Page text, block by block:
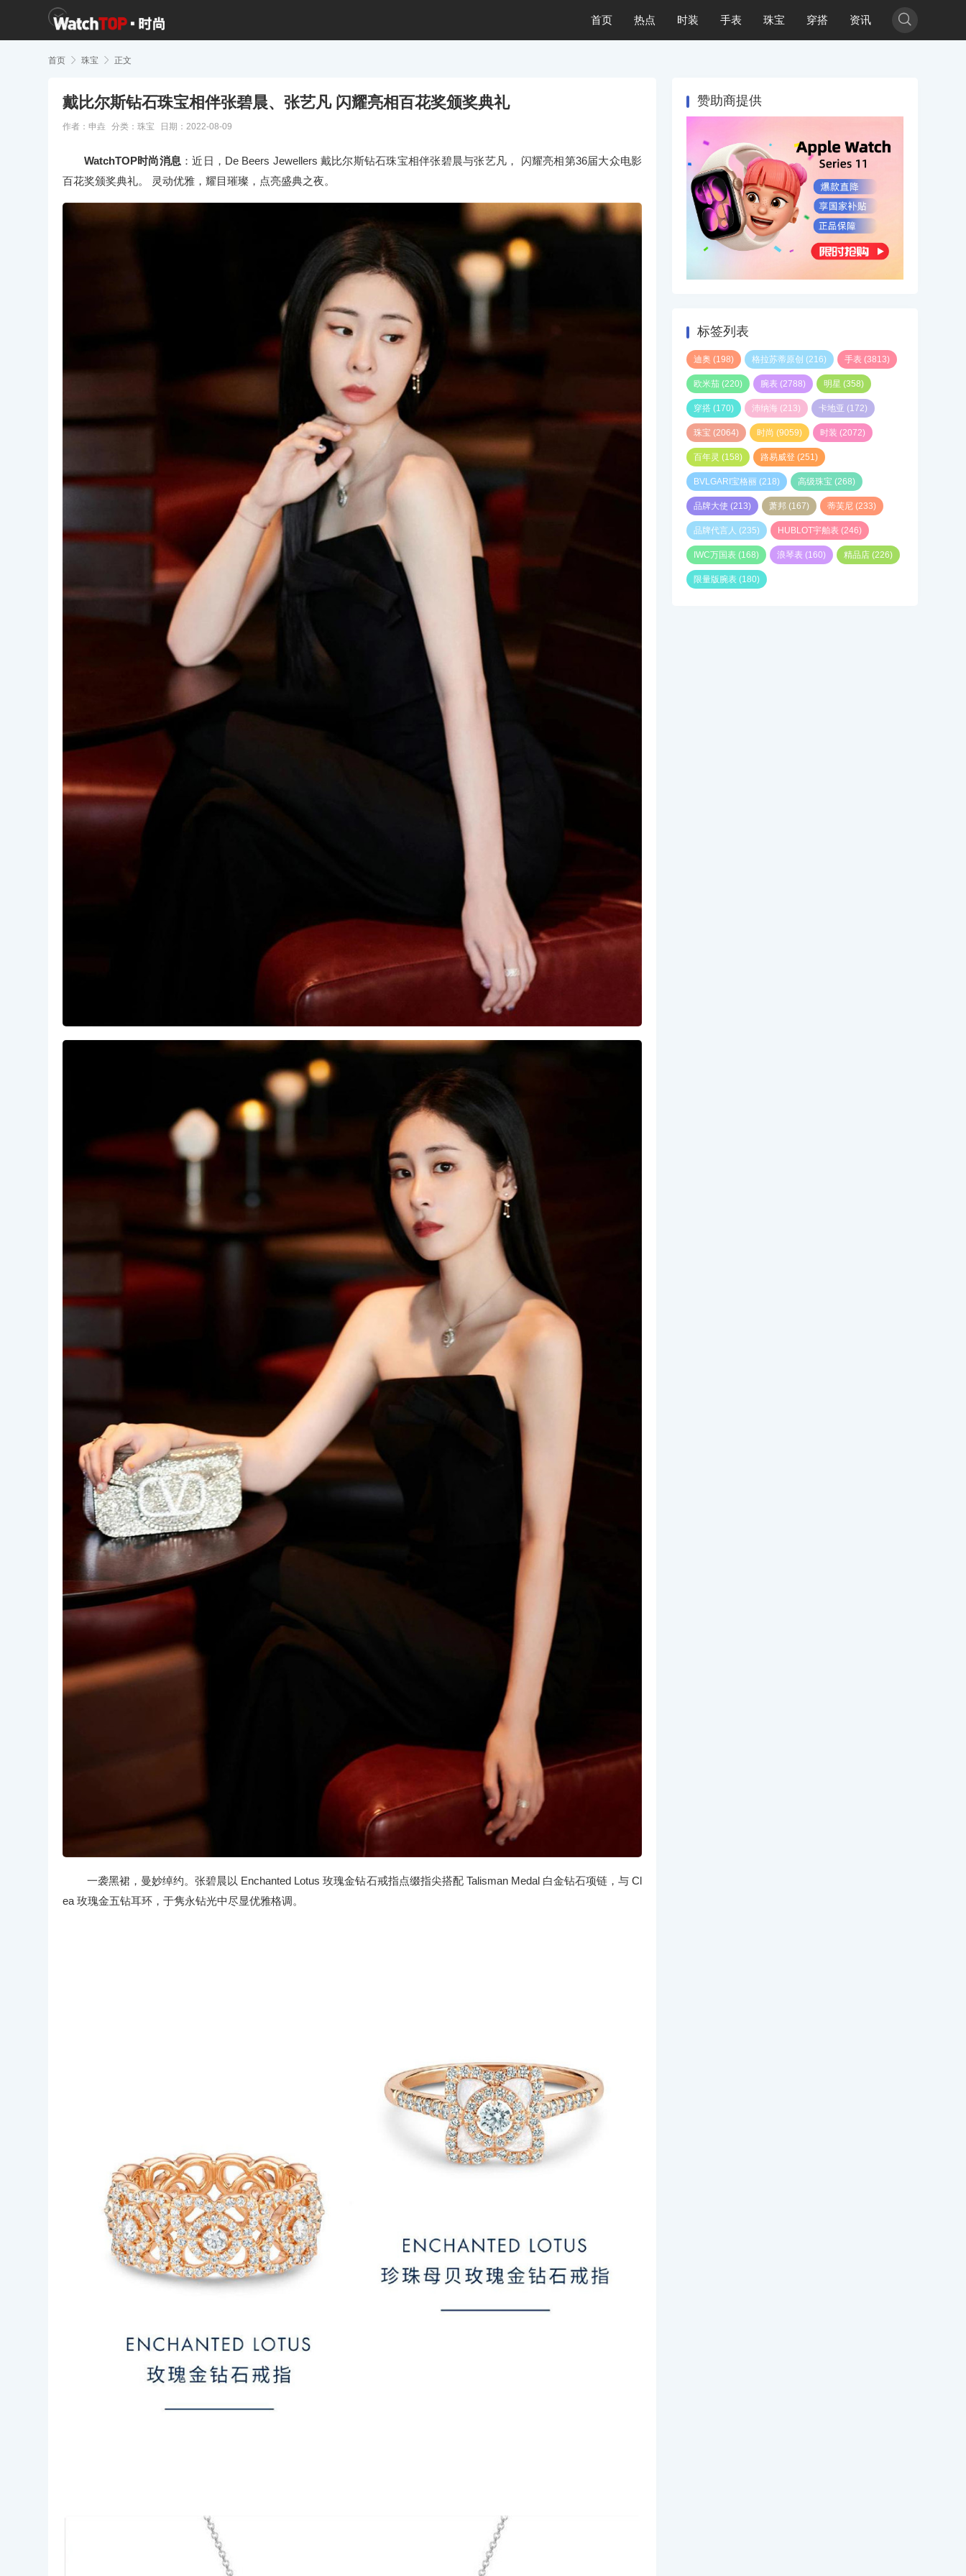
首页 热点 时装 手表 珠宝 穿搭 资讯 
首页  珠宝  正文
戴比尔斯钻石珠宝相伴张碧晨、张艺凡 闪耀亮相百花奖颁奖典礼
作者：申垚 分类： 珠宝 日期：2022-08-09
WatchTOP时尚消息 ：近日，De Beers Jewellers 戴比尔斯钻石珠宝相伴张碧晨与张艺凡， 闪耀亮相第36届大众电影
百花奖颁奖典礼。 灵动优雅，耀目璀璨，点亮盛典之夜。
一袭黑裙，曼妙绰约。张碧晨以 Enchanted Lotus 玫瑰金钻石戒指点缀指尖搭配 Talisman Medal 白金钻石项链，与 Cl
ea 玫瑰金五钻耳环，于隽永钻光中尽显优雅格调。
赞助商提供
标签列表
迪奥 (198) 格拉苏蒂原创 (216) 手表 (3813)
欧米茄 (220) 腕表 (2788) 明星 (358)
穿搭 (170) 沛纳海 (213) 卡地亚 (172)
珠宝 (2064) 时尚 (9059) 时装 (2072)
百年灵 (158) 路易威登 (251)
BVLGARI宝格丽 (218) 高级珠宝 (268)
品牌大使 (213) 萧邦 (167) 蒂芙尼 (233)
品牌代言人 (235) HUBLOT宇舶表 (246)
IWC万国表 (168) 浪琴表 (160) 精品店 (226)
限量版腕表 (180)